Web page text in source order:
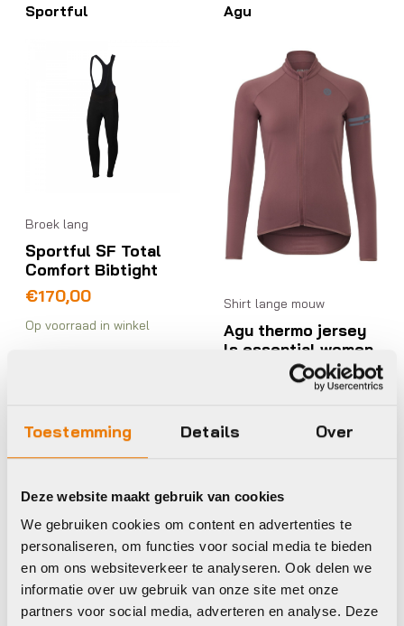
Toestemming Details Over
Deze website maakt gebruik van cookies
We gebruiken cookies om content en advertenties te
personaliseren, om functies voor social media te bieden
en om ons websiteverkeer te analyseren. Ook delen we
informatie over uw gebruik van onze site met onze
partners voor social media, adverteren en analyse. Deze
Sportful
Broek lang
Sportful SF Total
Comfort Bibtight
€170,00
Op voorraad in winkel
Agu
Shirt lange mouw
Agu thermo jersey
ls essential women
heartless
Agu Agu